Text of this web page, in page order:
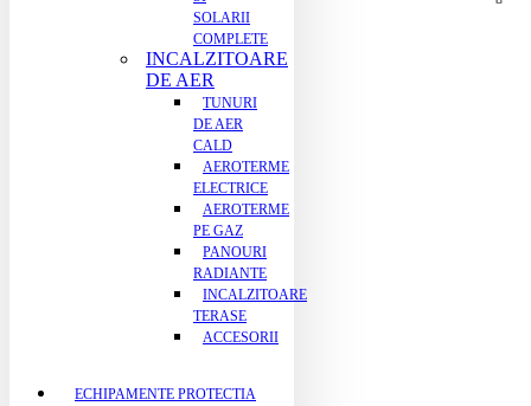
SOLARII
COMPLETE
INCALZITOARE
DE AER
TUNURI
DE AER
CALD
AEROTERME
ELECTRICE
AEROTERME
PE GAZ
PANOURI
RADIANTE
INCALZITOARE
TERASE
ACCESORII
ECHIPAMENTE PROTECTIA